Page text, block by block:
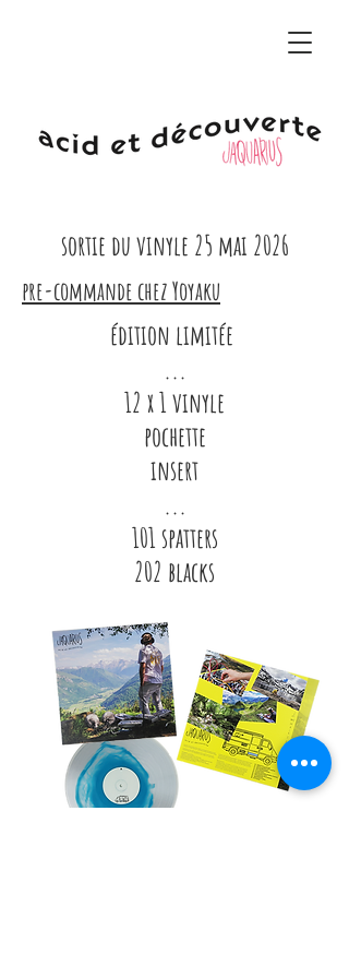
sortie du vinyle 25 mai 2026
pre-commande chez Yoyaku
édition limitée
...
12 x 1 vinyle
pochette
insert
...
101 spatters
202 blacks